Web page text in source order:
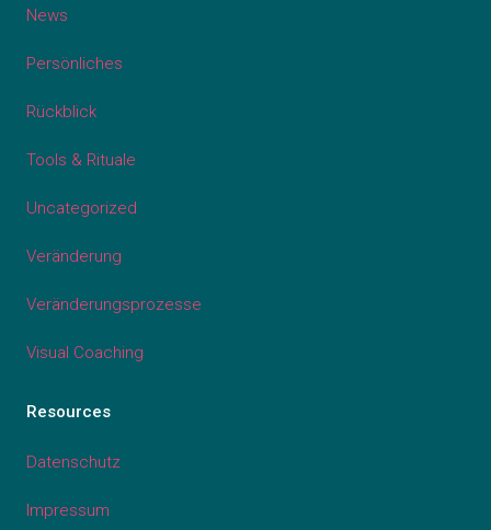
News
Persönliches
Rückblick
Tools & Rituale
Uncategorized
Veränderung
Veränderungsprozesse
Visual Coaching
Resources
Datenschutz
Impressum